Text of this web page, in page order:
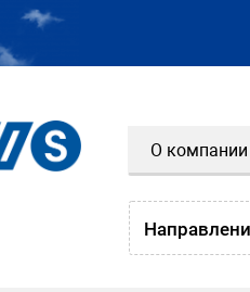
О компании